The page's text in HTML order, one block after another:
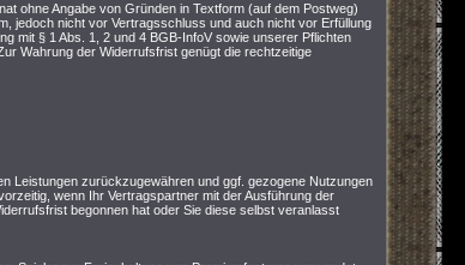
ohne Angabe von Gründen in Textform (auf dem Postweg)
jedoch nicht vor Vertragsschluss und auch nicht vor Erfüllung
mit § 1 Abs. 1, 2 und 4 BGB-InfoV sowie unserer Pflichten
Wahrung der Widerrufsfrist genügt die rechtzeitige
Leistungen zurückzugewähren und ggf. gezogene Nutzungen
wenn Ihr Vertragspartner mit der Ausführung der
begonnen hat oder Sie diese selbst veranlasst